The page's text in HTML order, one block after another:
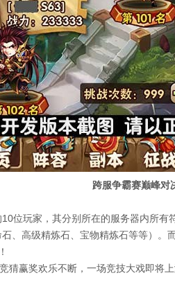
跨服争霸赛巅峰对
玩家，其分别所在的服务器内所有
、高级精炼石、宝物精炼石等等）。
赢奖欢乐不断，一场竞技大戏即将上